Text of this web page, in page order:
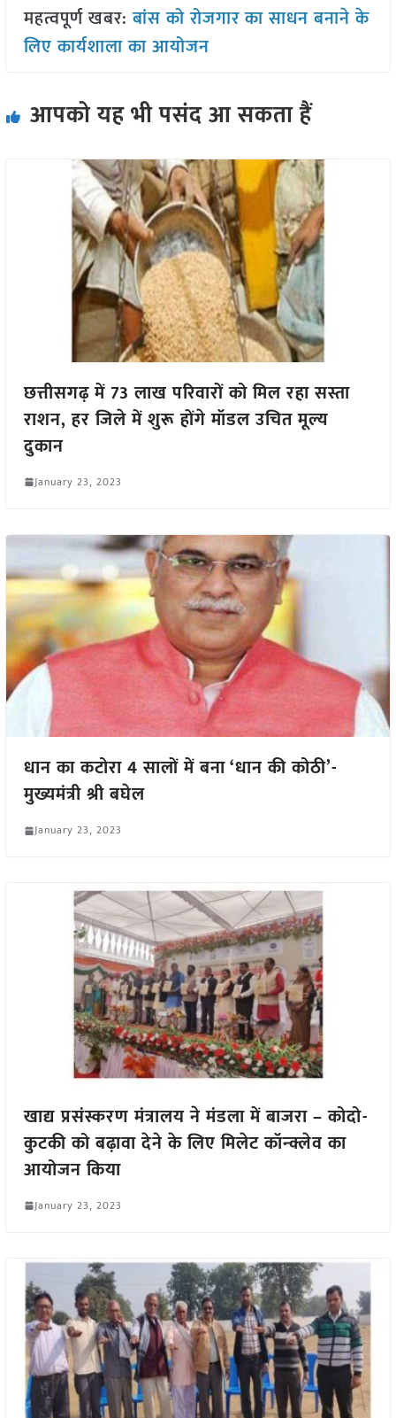
महत्वपूर्ण खबर:बांस को रोजगार का साधन बनाने के
लिए कार्यशाला का आयोजन
आपको यह भी पसंद आ सकता हैं
छत्तीसगढ़ में 73 लाख परिवारों को मिल रहा सस्ता
राशन, हर जिले में शुरू होंगे मॉडल उचित मूल्य
दुकान
January 23, 2023
धान का कटोरा 4 सालों में बना ‘धान की कोठी’-
मुख्यमंत्री श्री बघेल
January 23, 2023
खाद्य प्रसंस्करण मंत्रालय ने मंडला में बाजरा – कोदो-
कुटकी को बढ़ावा देने के लिए मिलेट कॉन्क्लेव का
आयोजन किया
January 23, 2023